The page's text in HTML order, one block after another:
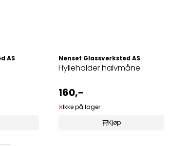
AS Nenset Glassverksted AS
Hylleholder halvmåne
160,-
Ikke på lager
Kjøp